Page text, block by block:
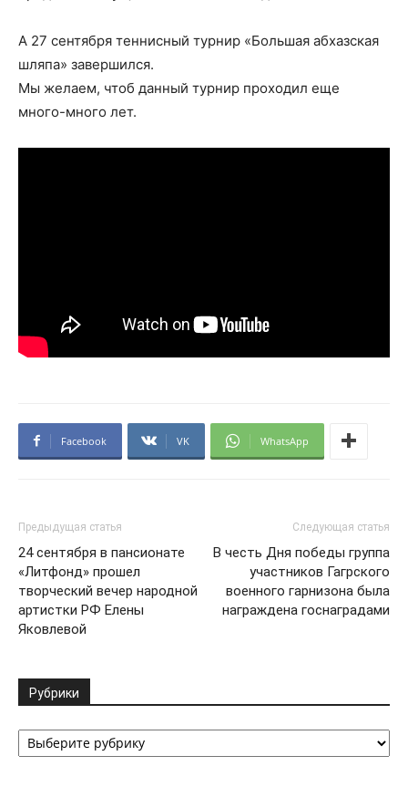
А 27 сентября теннисный турнир «Большая абхазская
шляпа» завершился.
Мы желаем, чтоб данный турнир проходил еще
много-много лет.
Facebook VK WhatsApp
Предыдущая статья
24 сентября в пансионате
«Литфонд» прошел
творческий вечер народной
артистки РФ Елены
Яковлевой
Следующая статья
В честь Дня победы группа
участников Гагрского
военного гарнизона была
награждена госнаградами
Рубрики
Рубрики